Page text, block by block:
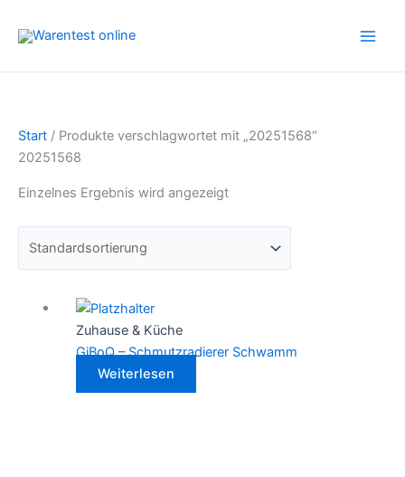
Inhalt
Start / Produkte verschlagwortet mit „20251568“
20251568
Einzelnes Ergebnis wird angezeigt
Zuhause & Küche
GiBoQ – Schmutzradierer Schwamm
Weiterlesen